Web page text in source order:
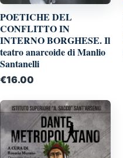
POETICHE DEL
CONFLITTO IN
INTERNO BORGHESE. Il
teatro anarcoide di Manlio
Santanelli
€16.00